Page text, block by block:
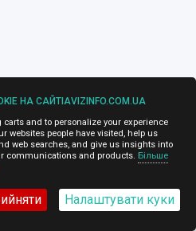
НА САЙТІAVIZINFO.COM.UA
and to personalize your experience
websites people have visited, help us
web searches, and give us insights into
communications and products. Більше
Налаштувати куки